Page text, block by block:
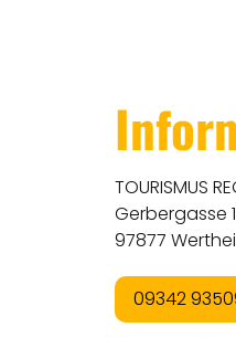
TOURISMUS
Gerbergasse
97877
09342